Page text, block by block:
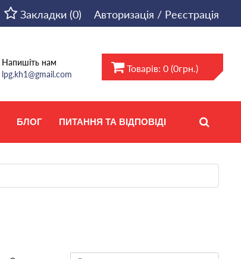
Закладки (0) Авторизація / Реєстрація
Напишіть нам
lpg.kh1@gmail.com
Товарів: 0 (0грн.)
БЛОГ ПИТАННЯ ТА ВІДПОВІДІ